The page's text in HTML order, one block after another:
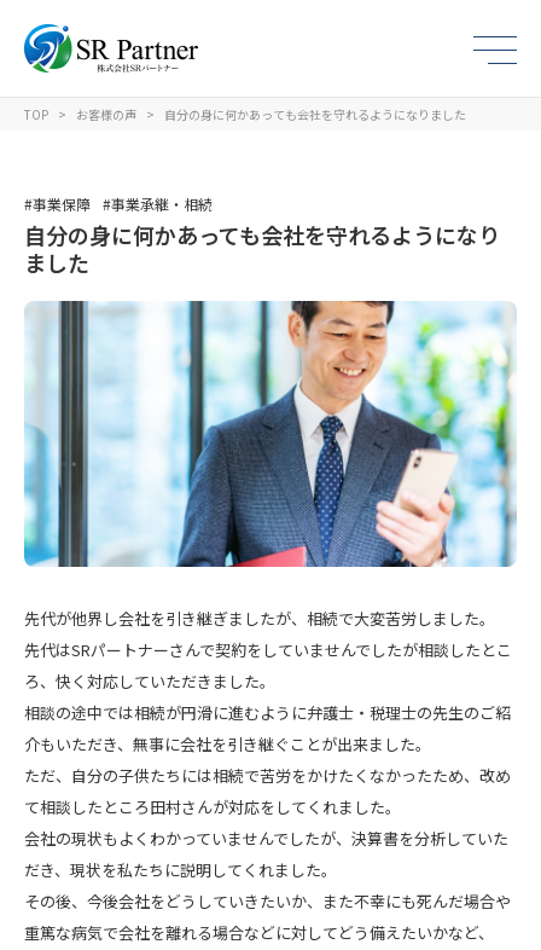
TOP お客様の声 自分の身に何かあっても会社を守れるようになりました
#事業保障 #事業承継・相続
自分の身に何かあっても会社を守れるようになり
ました
先代が他界し会社を引き継ぎましたが、相続で大変苦労しました。
先代はSRパートナーさんで契約をしていませんでしたが相談したとこ
ろ、快く対応していただきました。
相談の途中では相続が円滑に進むように弁護士・税理士の先生のご紹
介もいただき、無事に会社を引き継ぐことが出来ました。
ただ、自分の子供たちには相続で苦労をかけたくなかったため、改め
て相談したところ田村さんが対応をしてくれました。
会社の現状もよくわかっていませんでしたが、決算書を分析していた
だき、現状を私たちに説明してくれました。
その後、今後会社をどうしていきたいか、また不幸にも死んだ場合や
重篤な病気で会社を離れる場合などに対してどう備えたいかなど、